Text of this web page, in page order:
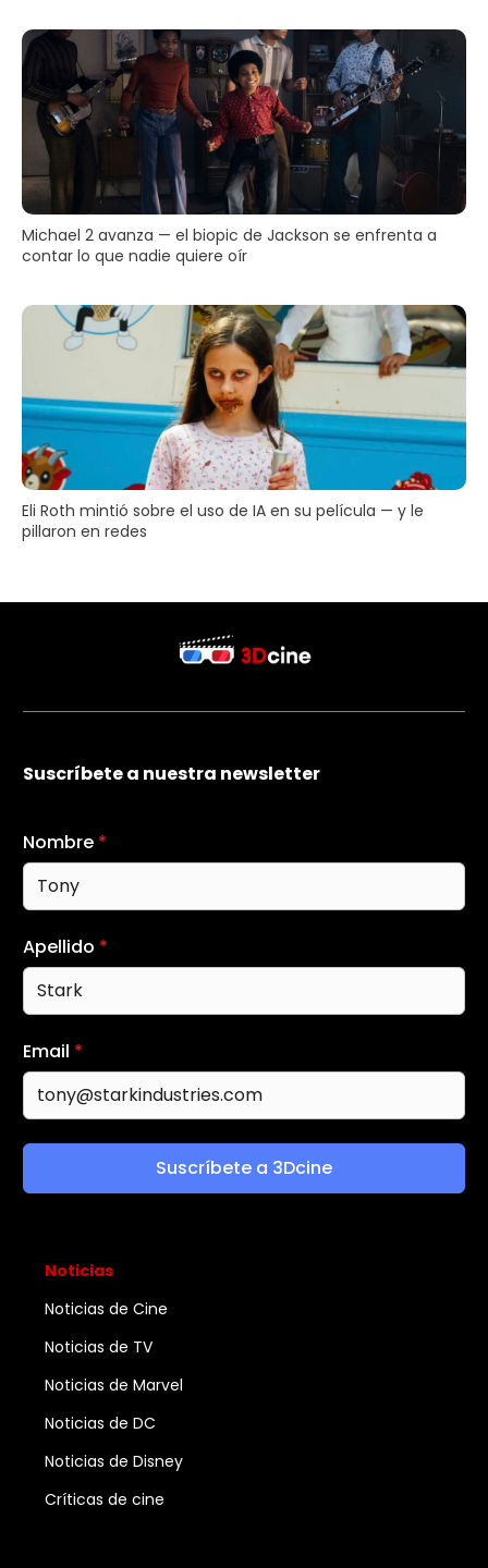
Michael 2 avanza — el biopic de Jackson se enfrenta a
contar lo que nadie quiere oír
Eli Roth mintió sobre el uso de IA en su película — y le
pillaron en redes
Suscríbete a nuestra newsletter
Nombre *
Apellido *
Email *
Suscríbete a 3Dcine
Noticias
Noticias de Cine
Noticias de TV
Noticias de Marvel
Noticias de DC
Noticias de Disney
Críticas de cine